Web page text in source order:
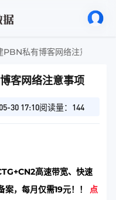
私有博客网络注意事项
客网络注意事项
30 17:10阅读量：144
高速带宽、快速
，每月仅需19元！！ 点